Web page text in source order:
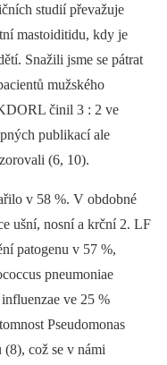
studií převažuje
mastoiditidu, kdy je
Snažili jsme se pátrat
mužského
činil 3 : 2 ve
publikací ale
(6, 10).
v 58 %. V obdobné
ušní, nosní a krční 2. LF
patogenu v 57 %,
pneumoniae
ve 25 %
Pseudomonas
což se v námi